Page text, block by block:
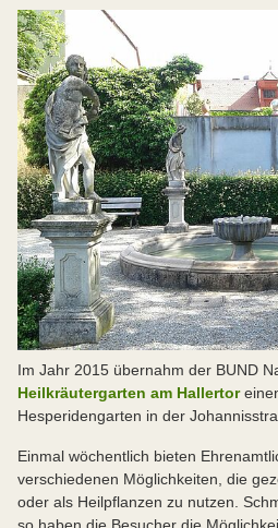
Im Jahr 2015 übernahm der BUND
Heilkräutergarten am Hallertor
Hesperidengarten in der
Einmal wöchentlich bieten
verschiedenen Möglichkeiten, die
oder als Heilpflanzen zu nutzen.